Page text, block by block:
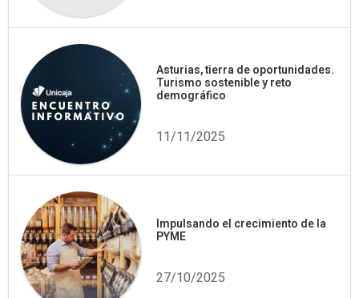
Asturias, tierra de oportunidades.
Turismo sostenible y reto
demográfico
11/11/2025
Impulsando el crecimiento de la
PYME
27/10/2025